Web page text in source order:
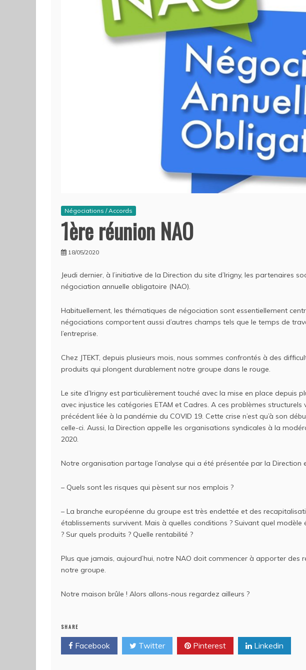
Négociations / Accords
1ère réunion NAO
18/05/2020
Jeudi dernier, à l’initiative de la Direction du site d’Irigny, les partenaires
négociation annuelle obligatoire (NAO).
Habituellement, les thématiques de négociation sont essentiellement
négociations comportent aussi d’autres champs tels que le temps de
l’entreprise.
Chez JTEKT, depuis plusieurs mois, nous sommes confrontés à des
produits qui plongent durablement notre groupe dans le rouge.
Le site d’Irigny est particulièrement touché avec la mise en place depuis
avec injustice les catégories ETAM et Cadres. A ces problèmes
précédent liée à la pandémie du COVID 19. Cette crise n’est qu’à son
celle-ci. Aussi, la Direction appelle les organisations syndicales à la
2020.
Notre organisation partage l’analyse qui a été présentée par la Direction
– Quels sont les risques qui pèsent sur nos emplois ?
– La branche européenne du groupe est très endettée et des
établissements survivent. Mais à quelles conditions ? Suivant quel
? Sur quels produits ? Quelle rentabilité ?
Plus que jamais, aujourd’hui, notre NAO doit commencer à apporter des
notre groupe.
Notre maison brûle ! Alors allons-nous regardez ailleurs ?
SHARE
Facebook Twitter Pinterest Linkedin